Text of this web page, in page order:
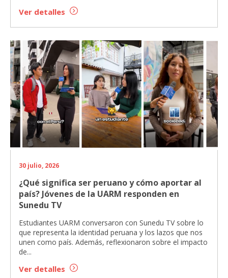
Ver detalles
30 julio, 2026
¿Qué significa ser peruano y cómo aportar al
país? Jóvenes de la UARM responden en
Sunedu TV
Estudiantes UARM conversaron con Sunedu TV sobre lo
que representa la identidad peruana y los lazos que nos
unen como país. Además, reflexionaron sobre el impacto
de...
Ver detalles